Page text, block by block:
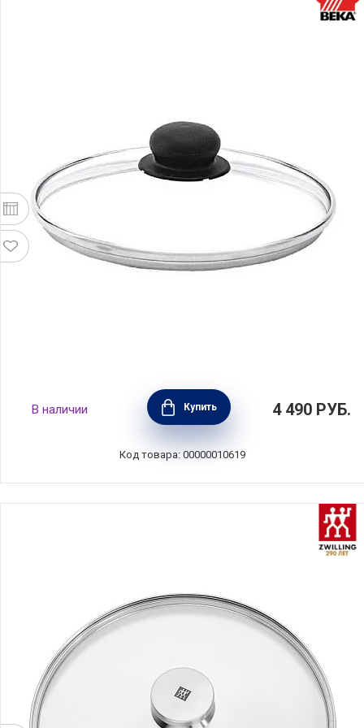
Крышка Chef 18 см стекло, BEKA, Бельгия,
12209194
В наличии Купить 4 490 РУБ.
Код товара: 00000010619